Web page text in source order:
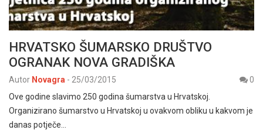
HRVATSKO ŠUMARSKO DRUŠTVO
OGRANAK NOVA GRADIŠKA
Autor Novagra - 25/03/2015
0
Ove godine slavimo 250 godina šumarstva u Hrvatskoj.
Organizirano šumarstvo u Hrvatskoj u ovakvom obliku u kakvom je
danas potječe…